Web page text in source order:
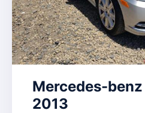
Mercedes-
2013